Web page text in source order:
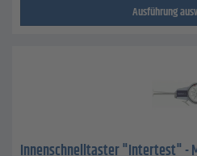
Ausführung
Innenschnelltaster "Intertest" -